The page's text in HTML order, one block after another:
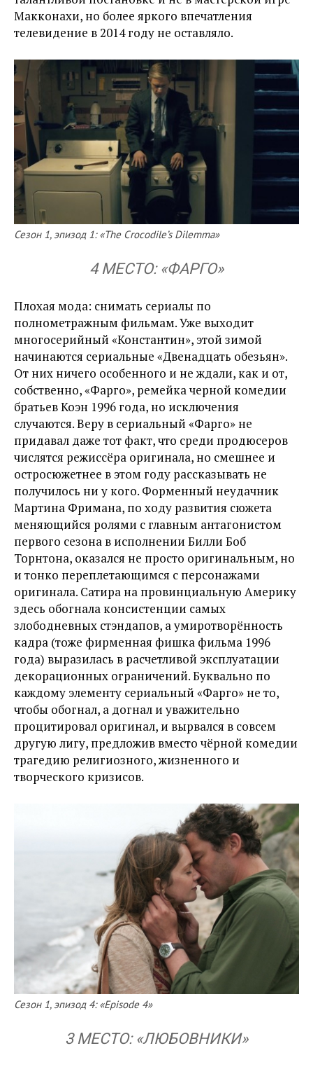
Макконахи, но более яркого впечатления
телевидение в 2014 году не оставляло.
Сезон 1, эпизод 1: «The Crocodile’s Dilemma»
4 МЕСТО: «ФАРГО»
Плохая мода: снимать сериалы по
полнометражным фильмам. Уже выходит
многосерийный «Константин», этой зимой
начинаются сериальные «Двенадцать обезьян».
От них ничего особенного и не ждали, как и от,
собственно, «Фарго», ремейка черной комедии
братьев Коэн 1996 года, но исключения
случаются. Веру в сериальный «Фарго» не
придавал даже тот факт, что среди продюсеров
числятся режиссёра оригинала, но смешнее и
остросюжетнее в этом году рассказывать не
получилось ни у кого. Форменный неудачник
Мартина Фримана, по ходу развития сюжета
меняющийся ролями с главным антагонистом
первого сезона в исполнении Билли Боб
Торнтона, оказался не просто оригинальным, но
и тонко переплетающимся с персонажами
оригинала. Сатира на провинциальную Америку
здесь обогнала консистенции самых
злободневных стэндапов, а умиротворённость
кадра (тоже фирменная фишка фильма 1996
года) выразилась в расчетливой эксплуатации
декорационных ограничений. Буквально по
каждому элементу сериальный «Фарго» не то,
чтобы обогнал, а догнал и уважительно
процитировал оригинал, и вырвался в совсем
другую лигу, предложив вместо чёрной комедии
трагедию религиозного, жизненного и
творческого кризисов.
Сезон 1, эпизод 4: «Episode 4»
3 МЕСТО: «ЛЮБОВНИКИ»